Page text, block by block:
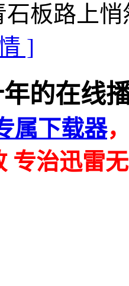
石板路上
]
的在线播
属下载器
专治迅雷